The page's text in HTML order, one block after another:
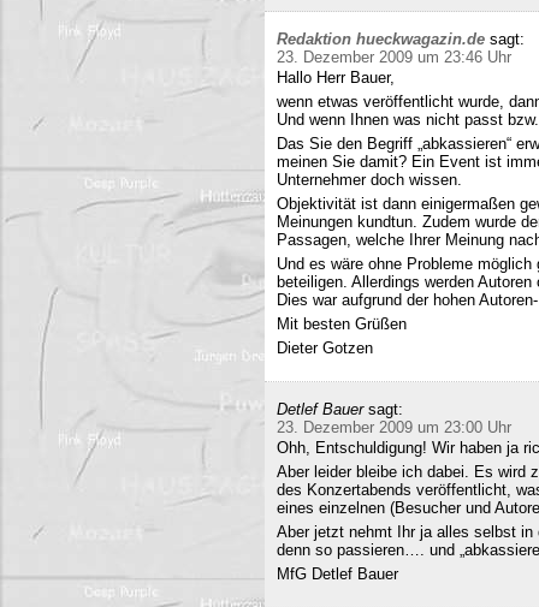
Redaktion hueckwagazin.de sagt:
23. Dezember 2009 um 23:46 Uhr
Hallo Herr Bauer,
wenn etwas veröffentlicht wurde,
Und wenn Ihnen was nicht passt
Das Sie den Begriff „abkassieren“
meinen Sie damit? Ein Event ist
Unternehmer doch wissen.
Objektivität ist dann einigermaßen
Meinungen kundtun. Zudem wurde
Passagen, welche Ihrer Meinung
Und es wäre ohne Probleme
beteiligen. Allerdings werden
Dies war aufgrund der hohen
Mit besten Grüßen
Dieter Gotzen
Detlef Bauer sagt:
23. Dezember 2009 um 23:00 Uhr
Ohh, Entschuldigung! Wir haben ja
Aber leider bleibe ich dabei. Es wird
des Konzertabends veröffentlicht,
eines einzelnen (Besucher und
Aber jetzt nehmt Ihr ja alles selbst
denn so passieren…. und
MfG Detlef Bauer